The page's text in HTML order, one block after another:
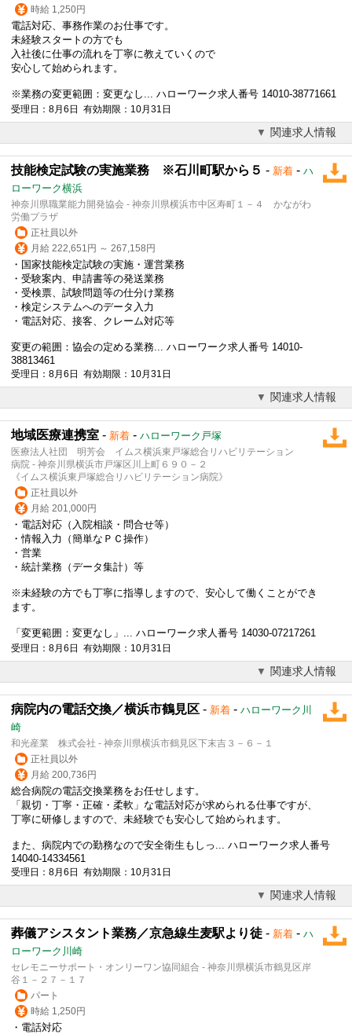
時給 1,250円
電話対応 、事務作業のお仕事です。
未経験スタートの方でも
入社後に仕事の流れを丁寧に教えていくので
安心して始められます。
※業務の変更範囲：変更なし... ハローワーク求人番号 14010-38771661
受理日：8月6日 有効期限：10月31日
関連求人情報
技能検定試験の実施業務 ※石川町駅から５ - 新着 - ハ
ローワーク横浜
神奈川県職業能力開発協会 - 神奈川県横浜市中区寿町１－４ かながわ
労働プラザ
正社員以外
月給 222,651円 ～ 267,158円
・国家技能検定試験の実施・運営業務
・受験案内、申請書等の発送業務
・受検票、試験問題等の仕分け業務
・検定システムへのデータ入力
・ 電話対応 、接客、クレーム対応等
変更の範囲：協会の定める業務... ハローワーク求人番号 14010-
38813461
受理日：8月6日 有効期限：10月31日
関連求人情報
地域医療連携室 - 新着 - ハローワーク戸塚
医療法人社団 明芳会 イムス横浜東戸塚総合リハビリテーション
病院 - 神奈川県横浜市戸塚区川上町６９０－２
《イムス横浜東戸塚総合リハビリテーション病院》
正社員以外
月給 201,000円
・ 電話対応 （入院相談・問合せ等）
・情報入力（簡単なＰＣ操作）
・営業
・統計業務（データ集計）等
※未経験の方でも丁寧に指導しますので、安心して働くことができ
ます。
「変更範囲：変更なし」... ハローワーク求人番号 14030-07217261
受理日：8月6日 有効期限：10月31日
関連求人情報
病院内の電話交換／横浜市鶴見区 - 新着 - ハローワーク川
崎
和光産業 株式会社 - 神奈川県横浜市鶴見区下末吉３－６－１
正社員以外
月給 200,736円
総合病院の電話交換業務をお任せします。
「親切・丁寧・正確・柔軟」な電話対応が求められる仕事ですが、
丁寧に研修しますので、未経験でも安心して始められます。
また、病院内での勤務なので安全衛生もしっ... ハローワーク求人番号
14040-14334561
受理日：8月6日 有効期限：10月31日
関連求人情報
葬儀アシスタント業務／京急線生麦駅より徒 - 新着 - ハ
ローワーク川崎
セレモニーサポート・オンリーワン協同組合 - 神奈川県横浜市鶴見区岸
谷１－２７－１７
パート
時給 1,250円
・ 電話対応